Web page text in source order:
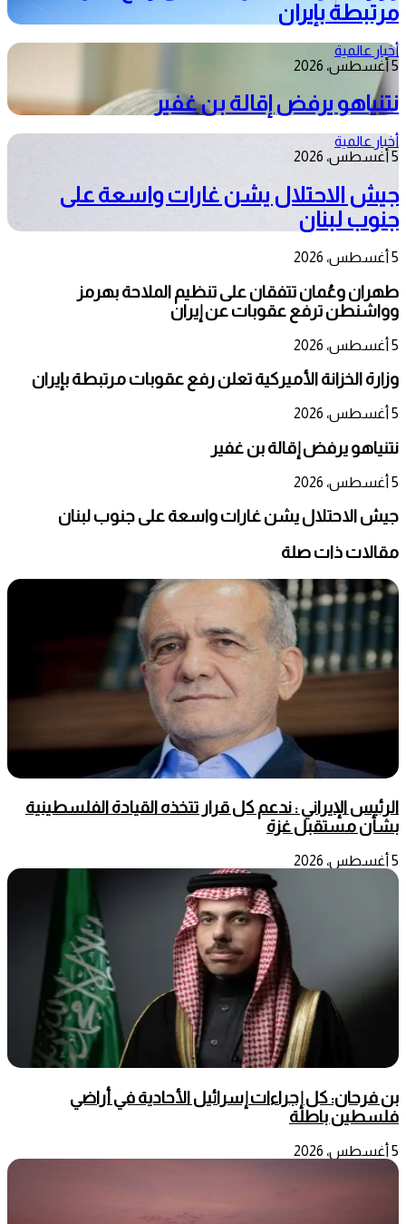
مرتبطة بإيران
أخبار عالمية
5 أغسطس، 2026
نتنياهو يرفض إقالة بن غفير
أخبار عالمية
5 أغسطس، 2026
جيش الاحتلال يشن غارات واسعة على
جنوب لبنان
5 أغسطس، 2026
طهران وعُمان تتفقان على تنظيم الملاحة بهرمز
وواشنطن ترفع عقوبات عن إيران
5 أغسطس، 2026
وزارة الخزانة الأميركية تعلن رفع عقوبات مرتبطة بإيران
5 أغسطس، 2026
نتنياهو يرفض إقالة بن غفير
5 أغسطس، 2026
جيش الاحتلال يشن غارات واسعة على جنوب لبنان
مقالات ذات صلة
الرئيس الإيراني : ندعم كل قرار تتخذه القيادة الفلسطينية
بشأن مستقبل غزة
5 أغسطس، 2026
بن فرحان: كل إجراءات إسرائيل الأحادية في أراضي
فلسطين باطلة
5 أغسطس، 2026